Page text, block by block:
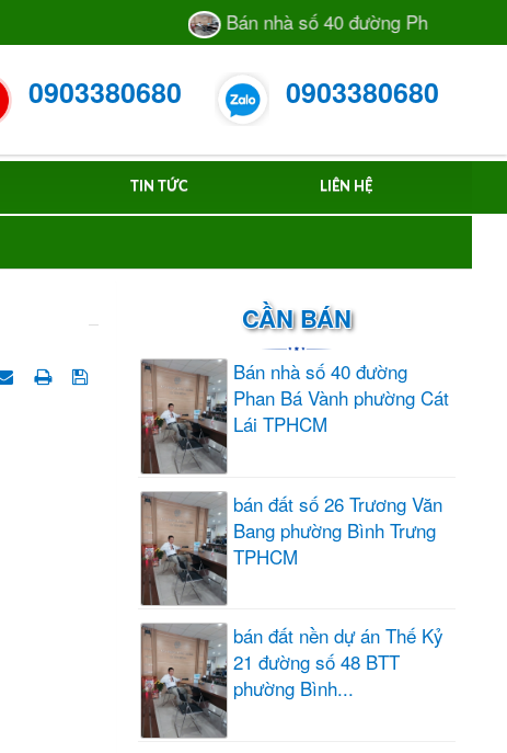
Bán nhà số 40 đường Phan Bá Vành
0903380680 0903380680
TIN TỨC LIÊN HỆ
CẦN BÁN
Bán nhà số 40 đường
Phan Bá Vành phường Cát
Lái TPHCM
bán đất số 26 Trương Văn
Bang phường Bình Trưng
TPHCM
bán đất nền dự án Thế Kỷ
21 đường số 48 BTT
phường Bình...